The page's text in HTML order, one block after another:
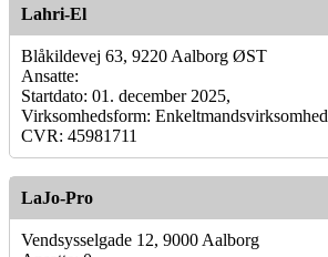
Lahri-El
Blåkildevej 63, 9220 Aalborg ØST
Ansatte:
Startdato: 01. december 2025,
Virksomhedsform: Enkeltmandsvirksomhed
CVR: 45981711
LaJo-Pro
Vendsysselgade 12, 9000 Aalborg